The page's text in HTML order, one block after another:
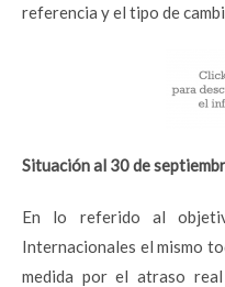
referencia y el tipo de
Situación al 30 de
En lo referido al
Internacionales el mismo
medida por el atraso